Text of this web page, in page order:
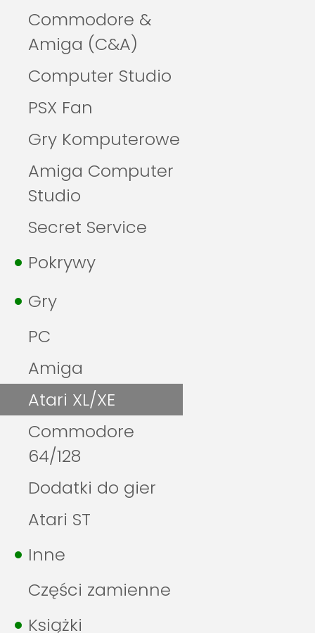
Commodore &
Amiga (C&A)
Computer Studio
PSX Fan
Gry Komputerowe
Amiga Computer
Studio
Secret Service
Pokrywy
Gry
PC
Amiga
Atari XL/XE
Commodore
64/128
Dodatki do gier
Atari ST
Inne
Części zamienne
Książki